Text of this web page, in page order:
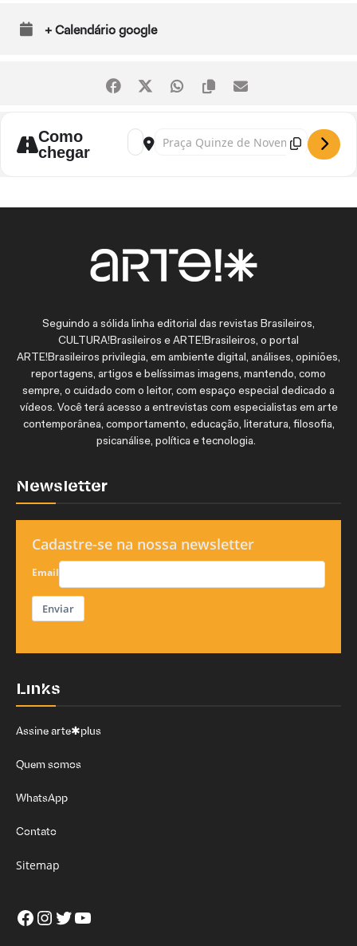
+ Calendário google
Como
chegar
Address - Exposição "Micélio, entre o fim
Destination Address - Exposição
Seguindo a sólida linha editorial das revistas Brasileiros,
CULTURA!Brasileiros e ARTE!Brasileiros, o portal
ARTE!Brasileiros privilegia, em ambiente digital, análises, opiniões,
reportagens, artigos e belíssimas imagens, mantendo, como
sempre, o cuidado com o leitor, com espaço especial dedicado a
vídeos. Você terá acesso a entrevistas com especialistas em arte
contemporânea, comportamento, educação, literatura, filosofia,
psicanálise, política e tecnologia.
Newsletter
Cadastre-se na nossa newsletter
Email
Enviar
Links
Assine arte✱plus
Quem somos
WhatsApp
Contato
Sitemap
Facebook
Instagram
Twitter
Youtube